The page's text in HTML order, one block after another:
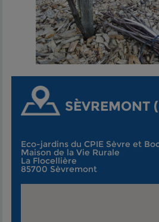
SÈVREMONT
Eco-jardins du CPIE Sèvre et
Maison de la Vie Rurale
La Flocellière
85700 Sèvremont